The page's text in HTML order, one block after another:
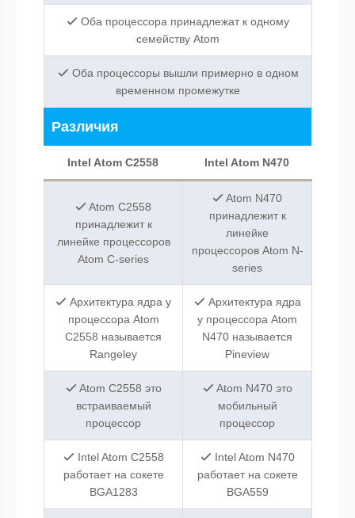
Оба процессора принадлежат к одному
семейству Atom
Оба процессоры вышли примерно в одном
временном промежутке
Различия
Intel Atom C2558 Intel Atom N470
Atom C2558
принадлежит к
линейке процессоров
Atom C-series
Atom N470
принадлежит к
линейке
процессоров Atom N-
series
Архитектура ядра у
процессора Atom
C2558 называется
Rangeley
Архитектура ядра
у процессора Atom
N470 называется
Pineview
Atom C2558 это
встраиваемый
процессор
Atom N470 это
мобильный
процессор
Intel Atom C2558
работает на сокете
BGA1283
Intel Atom N470
работает на сокете
BGA559